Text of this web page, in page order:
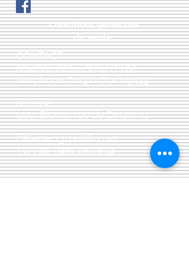
transferts.
Conditions générales
de vente::
CONTACT:
courriel:info@latelier13.be
téléphone:00(32)474-649433
adresse:
5555 Bièvre, rue de Dinant 41
L'Atelier 13, phil&co srl
TVA: BE0461 089 894